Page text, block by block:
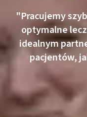
"Pracujemy
optymalne
idealnym
pacjentów,